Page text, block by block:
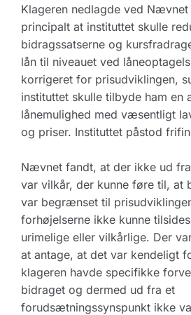
Klageren nedlagde ved Nævnet
principalt at instituttet skulle
bidragssatserne og
lån til niveauet ved
korrigeret for prisudviklingen,
instituttet skulle tilbyde ham en
lånemulighed med væsentligt
og priser. Instituttet påstod
Nævnet fandt, at der ikke ud
var vilkår, der kunne føre til, at
var begrænset til
forhøjelserne ikke kunne
urimelige eller vilkårlige. Der
at antage, at det var kendeligt
klageren havde specifikke
bidraget og dermed ud fra et
forudsætningssynspunkt ikke